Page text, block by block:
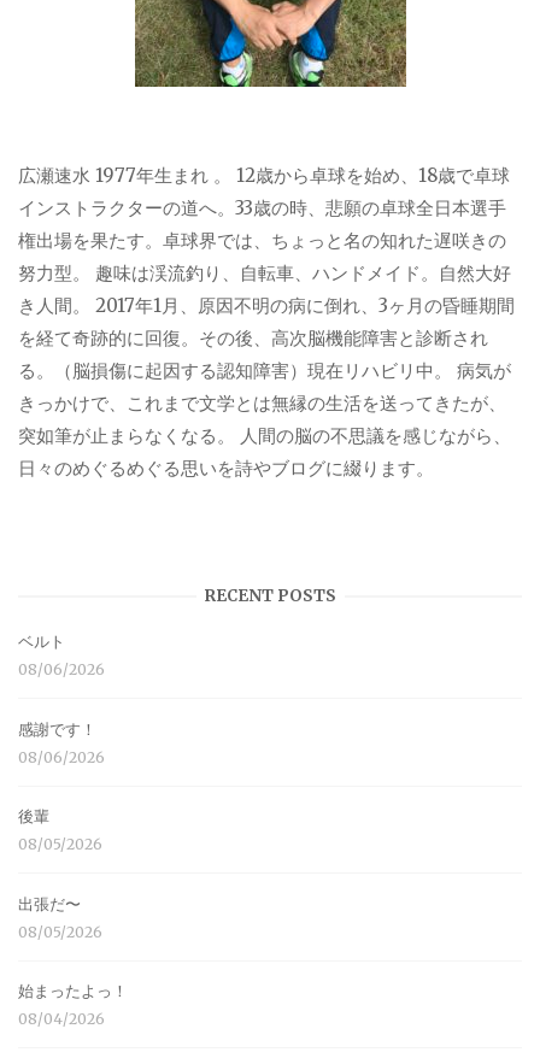
広瀬速水 1977年生まれ 。 12歳から卓球を始め、18歳で卓球
インストラクターの道へ。33歳の時、悲願の卓球全日本選手
権出場を果たす。卓球界では、ちょっと名の知れた遅咲きの
努力型。 趣味は渓流釣り、自転車、ハンドメイド。自然大好
き人間。 2017年1月、原因不明の病に倒れ、3ヶ月の昏睡期間
を経て奇跡的に回復。その後、高次脳機能障害と診断され
る。（脳損傷に起因する認知障害）現在リハビリ中。 病気が
きっかけで、これまで文学とは無縁の生活を送ってきたが、
突如筆が止まらなくなる。 人間の脳の不思議を感じながら、
日々のめぐるめぐる思いを詩やブログに綴ります。
RECENT POSTS
ベルト
08/06/2026
感謝です！
08/06/2026
後輩
08/05/2026
出張だ〜
08/05/2026
始まったよっ！
08/04/2026